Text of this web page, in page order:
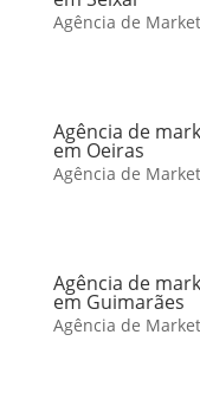
Agência de
Agência de
em Oeiras
Agência de
Agência de
em Guimarães
Agência de